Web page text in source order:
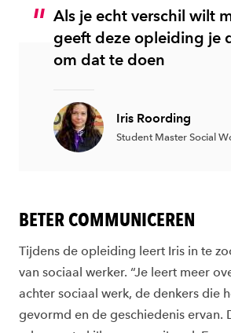
Als je echt verschil wilt
geeft deze opleiding je
om dat te doen
Iris Roording
Student Master Social
BETER COMMUNICEREN
Tijdens de opleiding leert Iris in te
van sociaal werker. “Je leert meer
achter sociaal werk, de denkers die
gevormd en de geschiedenis ervan.